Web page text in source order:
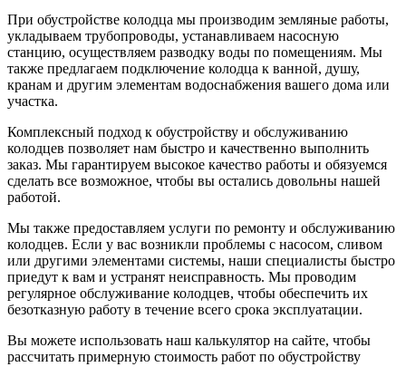
При обустройстве колодца мы производим земляные работы,
укладываем трубопроводы, устанавливаем насосную
станцию, осуществляем разводку воды по помещениям. Мы
также предлагаем подключение колодца к ванной, душу,
кранам и другим элементам водоснабжения вашего дома или
участка.
Комплексный подход к обустройству и обслуживанию
колодцев позволяет нам быстро и качественно выполнить
заказ. Мы гарантируем высокое качество работы и обязуемся
сделать все возможное, чтобы вы остались довольны нашей
работой.
Мы также предоставляем услуги по ремонту и обслуживанию
колодцев. Если у вас возникли проблемы с насосом, сливом
или другими элементами системы, наши специалисты быстро
приедут к вам и устранят неисправность. Мы проводим
регулярное обслуживание колодцев, чтобы обеспечить их
безотказную работу в течение всего срока эксплуатации.
Вы можете использовать наш калькулятор на сайте, чтобы
рассчитать примерную стоимость работ по обустройству